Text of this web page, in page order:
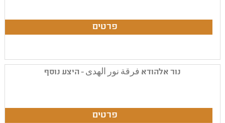
נור אלהודא فرقة نور الهدى - היצע נוסף